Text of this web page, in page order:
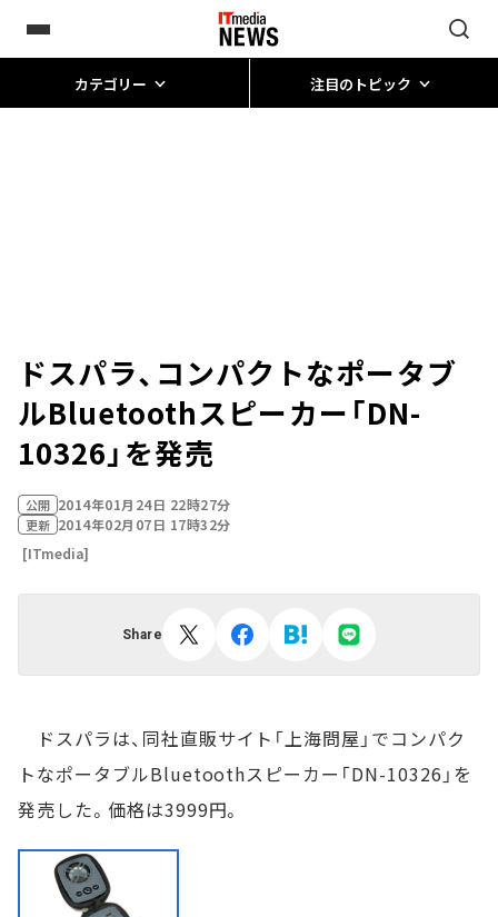
カテゴリー 注目のトピック
ドスパラ、コンパクトなポータブ
ルBluetoothスピーカー「DN-
10326」を発売
公開 2014年01月24日 22時27分
更新 2014年02月07日 17時32分
[ITmedia]
Share
ドスパラは、同社直販サイト「上海問屋」でコンパク
トなポータブルBluetoothスピーカー「DN-10326」を
発売した。価格は3999円。